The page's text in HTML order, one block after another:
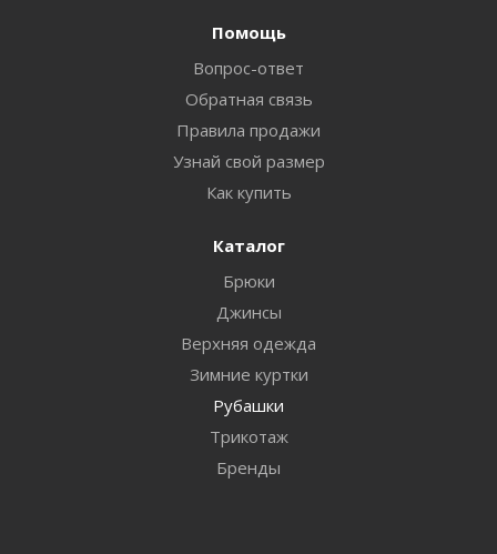
Помощь
Вопрос-ответ
Обратная связь
Правила продажи
Узнай свой размер
Как купить
Каталог
Брюки
Джинсы
Верхняя одежда
Зимние куртки
Рубашки
Трикотаж
Бренды